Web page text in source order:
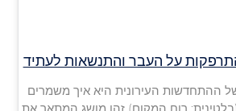
על העבר והתנשאות לעתיד
ההתחדשות העירונית היא איך משמרים